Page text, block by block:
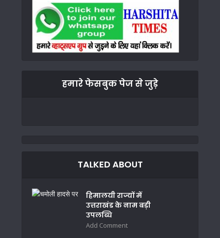
हमारे फेसबुक पेज से जुड़े
TALKED ABOUT
हिमालयी राज्यों में
उत्तराखंड के नाम बड़ी
उपलब्धि
Add Comment